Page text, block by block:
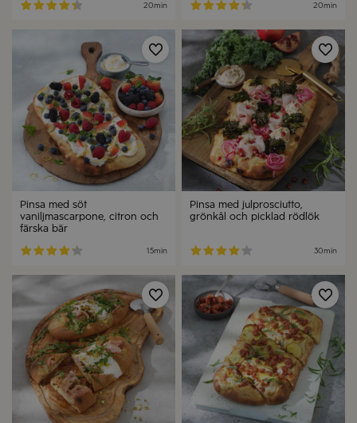
20min 20min
Spara
Pinsa med söt
vaniljmascarpone, citron och
färska bär
15min
Pinsa med julprosciutto,
grönkål och picklad rödlök
30min
Spara